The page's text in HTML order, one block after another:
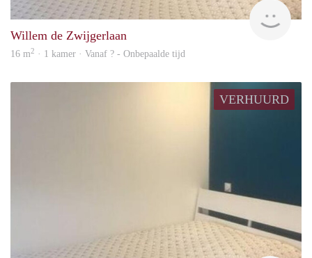
Willem de Zwijgerlaan
16 m2 · 1 kamer · Vanaf ? - Onbepaalde tijd
VERHUURD